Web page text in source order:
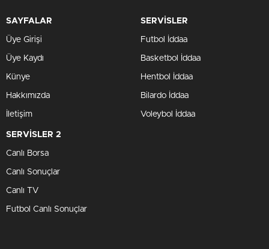
SAYFALAR
Üye Girişi
Üye Kaydı
Künye
Hakkımızda
İletişim
SERVİSLER
Futbol İddaa
Basketbol İddaa
Hentbol İddaa
Bilardo İddaa
Voleybol İddaa
SERVİSLER 2
Canlı Borsa
Canlı Sonuçlar
Canlı TV
Futbol Canlı Sonuçlar